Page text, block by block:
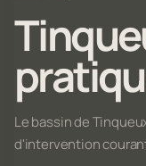
Le bassin de
d'intervention